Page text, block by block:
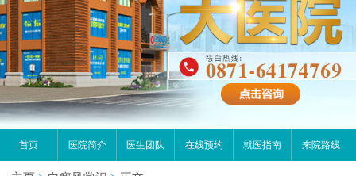
首页 医院简介 医生团队 在线预约 就医指南 来院路线